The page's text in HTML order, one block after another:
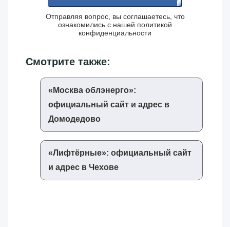
Отправляя вопрос, вы соглашаетесь, что
ознакомились с нашей политикой
конфиденциальности
Смотрите также:
«‎Москва облэнерго»‎:
официальный сайт и адрес в
Домодедово
«‎Лифтёрные»‎: официальный сайт
и адрес в Чехове